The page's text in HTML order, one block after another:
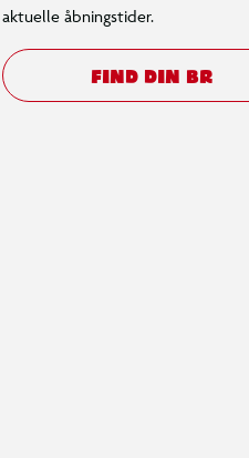
aktuelle åbningstider.
FIND DIN BR